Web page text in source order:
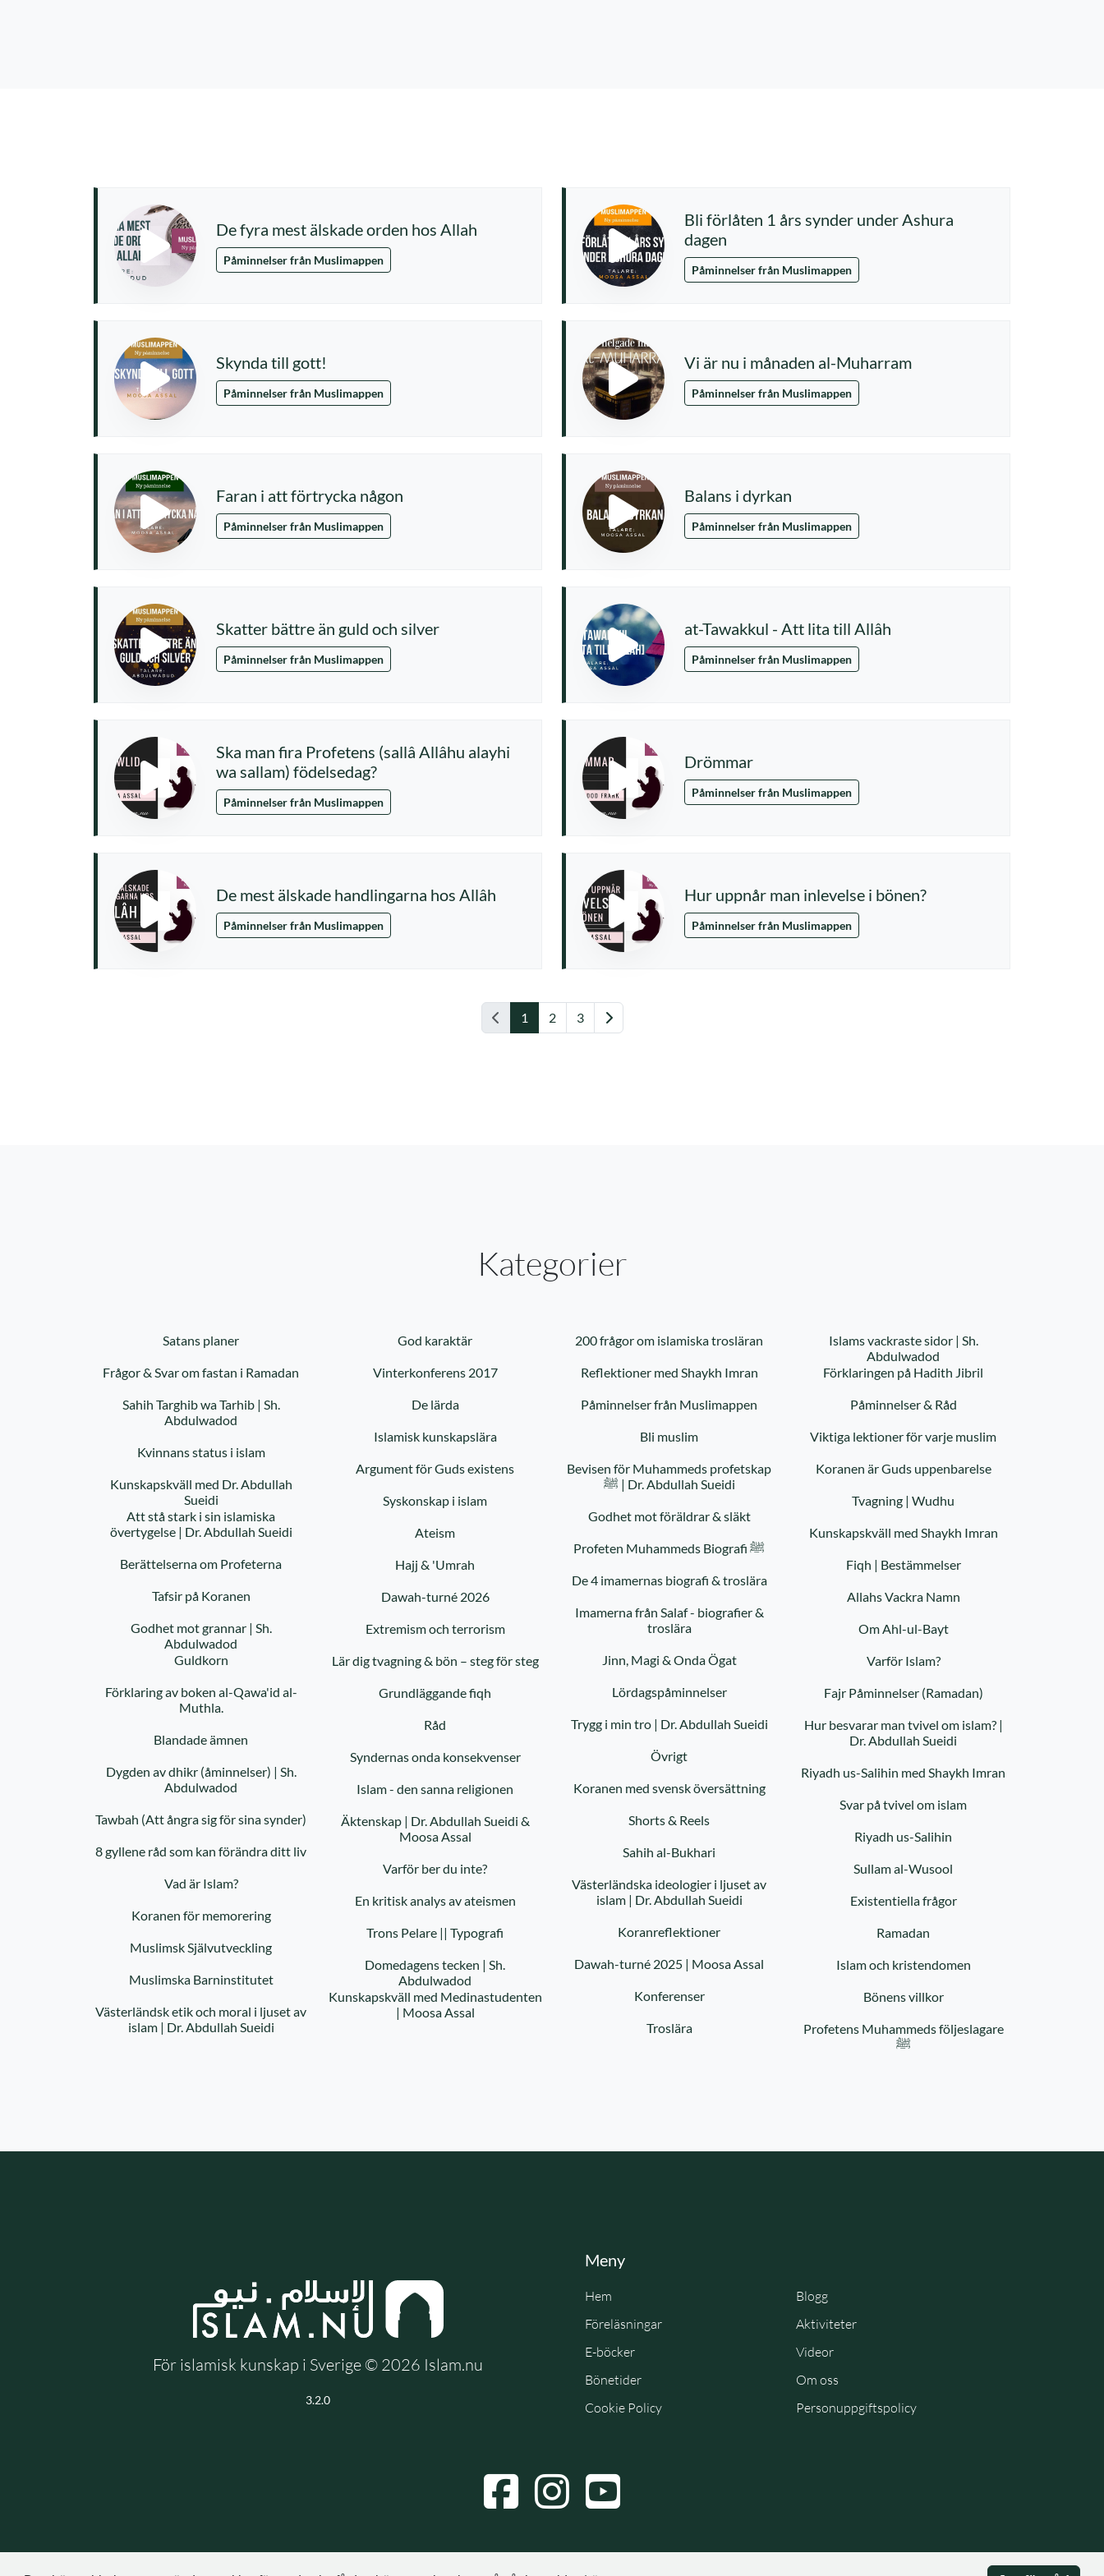
De fyra mest älskade orden hos Allah
Påminnelser från Muslimappen
Bli förlåten 1 års synder under Ashura
dagen
Påminnelser från Muslimappen
Skynda till gott!
Påminnelser från Muslimappen
Vi är nu i månaden al-Muharram
Påminnelser från Muslimappen
Faran i att förtrycka någon
Påminnelser från Muslimappen
Balans i dyrkan
Påminnelser från Muslimappen
Skatter bättre än guld och silver
Påminnelser från Muslimappen
at-Tawakkul - Att lita till Allâh
Påminnelser från Muslimappen
Ska man fira Profetens (sallâ Allâhu alayhi
wa sallam) födelsedag?
Påminnelser från Muslimappen
Drömmar
Påminnelser från Muslimappen
De mest älskade handlingarna hos Allâh
Påminnelser från Muslimappen
Hur uppnår man inlevelse i bönen?
Påminnelser från Muslimappen
Föregående
1 2 3 Nästa
Kategorier
Satans planer God karaktär 200 frågor om islamiska trosläran
Islams vackraste sidor | Sh.
Abdulwadod
Frågor & Svar om fastan i Ramadan
Vinterkonferens 2017 Reflektioner med Shaykh Imran Förklaringen på Hadith Jibril
Sahih Targhib wa Tarhib | Sh.
Abdulwadod
De lärda Påminnelser från Muslimappen Påminnelser & Råd
Islamisk kunskapslära Bli muslim
Viktiga lektioner för varje muslim
Kvinnans status i islam
Argument för Guds existens
Bevisen för Muhammeds profetskap
ﷺ | Dr. Abdullah Sueidi
Koranen är Guds uppenbarelse
Kunskapskväll med Dr. Abdullah
Sueidi
Syskonskap i islam
Tvagning | Wudhu
Att stå stark i sin islamiska
övertygelse | Dr. Abdullah Sueidi
Godhet mot föräldrar & släkt
Ateism
Kunskapskväll med Shaykh Imran
Profeten Muhammeds Biografi ﷺ
Berättelserna om Profeterna
Hajj & 'Umrah
Fiqh | Bestämmelser
De 4 imamernas biografi & troslära
Tafsir på Koranen
Dawah-turné 2026
Allahs Vackra Namn
Imamerna från Salaf - biografier &
troslära
Godhet mot grannar | Sh.
Abdulwadod
Extremism och terrorism
Om Ahl-ul-Bayt
Guldkorn
Jinn, Magi & Onda Ögat
Lär dig tvagning & bön – steg för steg
Varför Islam?
Förklaring av boken al-Qawa'id al-
Muthla.
Lördagspåminnelser
Grundläggande fiqh
Fajr Påminnelser (Ramadan)
Trygg i min tro | Dr. Abdullah Sueidi
Råd
Hur besvarar man tvivel om islam? |
Dr. Abdullah Sueidi
Blandade ämnen
Övrigt
Syndernas onda konsekvenser
Dygden av dhikr (åminnelser) | Sh.
Abdulwadod
Riyadh us-Salihin med Shaykh Imran
Koranen med svensk översättning
Islam - den sanna religionen
Svar på tvivel om islam
Tawbah (Att ångra sig för sina synder)
Shorts & Reels
Äktenskap | Dr. Abdullah Sueidi &
Moosa Assal
Riyadh us-Salihin
8 gyllene råd som kan förändra ditt liv
Sahih al-Bukhari
Varför ber du inte?
Sullam al-Wusool
Vad är Islam?
Västerländska ideologier i ljuset av
islam | Dr. Abdullah Sueidi
En kritisk analys av ateismen
Existentiella frågor
Koranen för memorering
Koranreflektioner
Trons Pelare || Typografi
Ramadan
Muslimsk Självutveckling
Dawah-turné 2025 | Moosa Assal
Domedagens tecken | Sh.
Abdulwadod
Islam och kristendomen
Muslimska Barninstitutet
Konferenser
Kunskapskväll med Medinastudenten
| Moosa Assal
Bönens villkor
Västerländsk etik och moral i ljuset av
islam | Dr. Abdullah Sueidi
Troslära
Profetens Muhammeds följeslagare
ﷺ
För islamisk kunskap i Sverige © 2026 Islam.nu
3.2.0
Meny
Hem
Blogg
Föreläsningar
Aktiviteter
E-böcker
Videor
Bönetider
Om oss
Cookie Policy
Personuppgiftspolicy